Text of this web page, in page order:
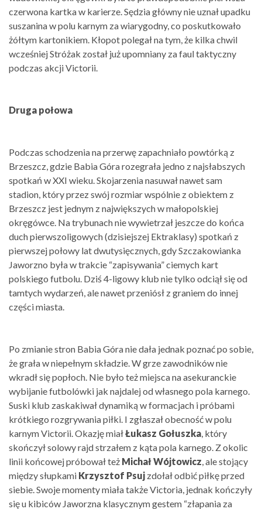
czerwona kartka w karierze. Sędzia główny nie uznał upadku
suszanina w polu karnym za wiarygodny, co poskutkowało
żółtym kartonikiem. Kłopot polegał na tym, że kilka chwil
wcześniej Stróżak został już upomniany za faul taktyczny
podczas akcji Victorii.
Druga połowa
Podczas schodzenia na przerwę zapachniało powtórką z
Brzeszcz, gdzie Babia Góra rozegrała jedno z najsłabszych
spotkań w XXI wieku. Skojarzenia nasuwał nawet sam
stadion, który przez swój rozmiar wspólnie z obiektem z
Brzeszcz jest jednym z największych w małopolskiej
okręgówce. Na trybunach nie wywietrzał jeszcze do końca
duch pierwszoligowych (dzisiejszej Ektraklasy) spotkań z
pierwszej połowy lat dwutysięcznych, gdy Szczakowianka
Jaworzno była w trakcie “zapisywania” ciemych kart
polskiego futbolu. Dziś 4-ligowy klub nie tylko odciął się od
tamtych wydarzeń, ale nawet przeniósł z graniem do innej
części miasta.
Po zmianie stron Babia Góra nie dała jednak poznać po sobie,
że grała w niepełnym składzie. W grze zawodników nie
wkradł się popłoch. Nie było też miejsca na asekuranckie
wybijanie futbolówki jak najdalej od własnego pola karnego.
Suski klub zaskakiwał dynamiką w formacjach i próbami
krótkiego rozgrywania piłki. I zgłaszał obecność w polu
karnym Victorii. Okazję miałŁukasz Gołuszka, który
skończył solowy rajd strzałem z kąta pola karnego. Z okolic
linii końcowej próbował też Michał Wójtowicz, ale stojący
między słupkami Krzysztof Psuj zdołał odbić piłkę przed
siebie. Swoje momenty miała także Victoria, jednak kończyły
się u kibiców Jaworzna klasycznym gestem “złapania za